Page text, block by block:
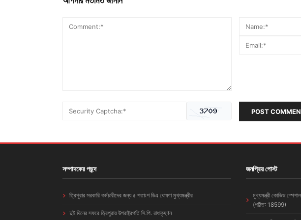
POST
সম্পাদকের পছন্দ
ত্রিপুরার সরকারি কর্মচারীদের জন্য ৫ শতাংশ ডিএ ঘোষণা মুখ্যমন্ত্রীর
দুই দিনের সফরে ত্রিপুরায় উপরাষ্ট্রপতি সি.পি. রাধাকৃষ্ণন
জনপ্রিয় পোস্ট
মুখ্যমন্ত্রী কোভিড
(পঠিত: 18599)